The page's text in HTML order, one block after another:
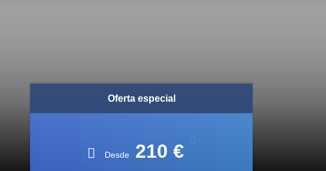
Oferta especial
Desde 210 €